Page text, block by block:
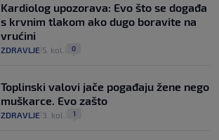
Kardiolog upozorava: Evo što se događa
s krvnim tlakom ako dugo boravite na
vrućini
ZDRAVLJE 5. kol. 0
Toplinski valovi jače pogađaju žene nego
muškarce. Evo zašto
ZDRAVLJE 3. kol. 1